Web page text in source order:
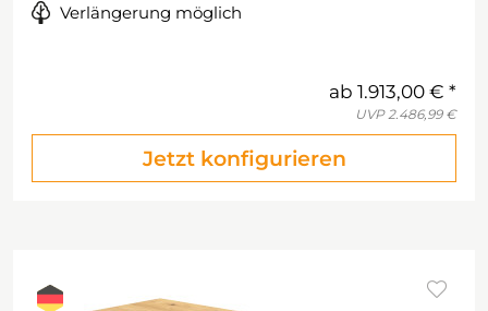
Verlängerung möglich
ab 1.913,00 €
UVP 2.486,99 €
Jetzt konfigurieren